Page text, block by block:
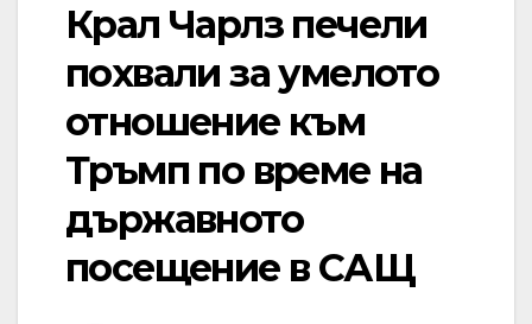
Крал Чарлз печели
похвали за умелото
отношение към
Тръмп по време на
държавното
посещение в САЩ